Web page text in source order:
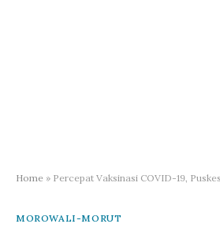
Home » Percepat Vaksinasi COVID-19, Puskesmas
MOROWALI-MORUT